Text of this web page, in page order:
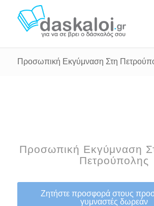
Προσωπική Εκγύμναση Στη
Προσωπική Εκγύμναση
Πετρούπολης
Ζητήστε προσφορά στους
γυμναστές δωρεάν